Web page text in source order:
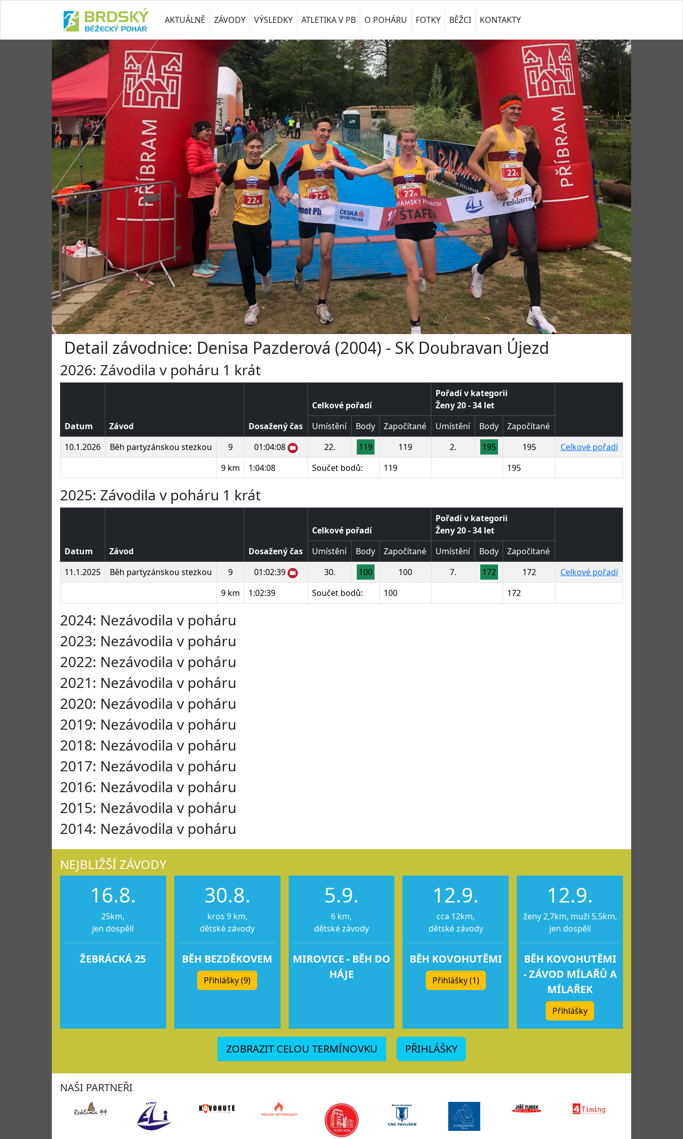
AKTUÁLNĚ ZÁVODY VÝSLEDKY ATLETIKA V PB O POHÁRU FOTKY BĚŽCI KONTAKTY
Detail závodnice: Denisa Pazderová (2004) - SK Doubravan Újezd
2026: Závodila v poháru 1 krát
Datum Závod Dosažený čas
Celkové pořadí
Pořadí v kategorii
Ženy 20 - 34 let
Umístění
Body Započítané Umístění Body
Započítané
10.1.2026
Běh partyzánskou stezkou 9 01:04:08 22. 119 119 2. 195 195
Celkové pořadí
9 km
1:04:08 Součet bodů: 119 195
2025: Závodila v poháru 1 krát
Datum Závod Dosažený čas
Celkové pořadí
Pořadí v kategorii
Ženy 20 - 34 let
Umístění
Body Započítané Umístění Body
Započítané
11.1.2025
Běh partyzánskou stezkou 9 01:02:39 30. 100 100 7. 172 172
Celkové pořadí
9 km
1:02:39 Součet bodů: 100 172
2024: Nezávodila v poháru
2023: Nezávodila v poháru
2022: Nezávodila v poháru
2021: Nezávodila v poháru
2020: Nezávodila v poháru
2019: Nezávodila v poháru
2018: Nezávodila v poháru
2017: Nezávodila v poháru
2016: Nezávodila v poháru
2015: Nezávodila v poháru
2014: Nezávodila v poháru
NEJBLIŽŠÍ ZÁVODY
16.8.
25km,
jen dospělí
ŽEBRÁCKÁ 25
30.8.
kros 9 km,
dětské závody
BĚH BEZDĚKOVEM
Přihlášky (9)
5.9.
6 km,
dětské závody
MIROVICE - BĚH DO
HÁJE
12.9.
cca 12km,
dětské závody
BĚH KOVOHUTĚMI
Přihlášky (1)
12.9.
ženy 2,7km, muži 5,5km,
jen dospělí
BĚH KOVOHUTĚMI
- ZÁVOD MÍLAŘŮ A
MÍLAŘEK
Přihlášky
ZOBRAZIT CELOU TERMÍNOVKU PŘIHLÁŠKY
NAŠI PARTNEŘI